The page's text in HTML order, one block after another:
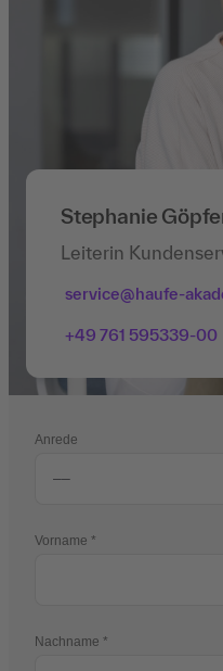
Stephanie
Leiterin
service@haufe-
+49 761 595339-00
Anrede
Vorname
Nachname